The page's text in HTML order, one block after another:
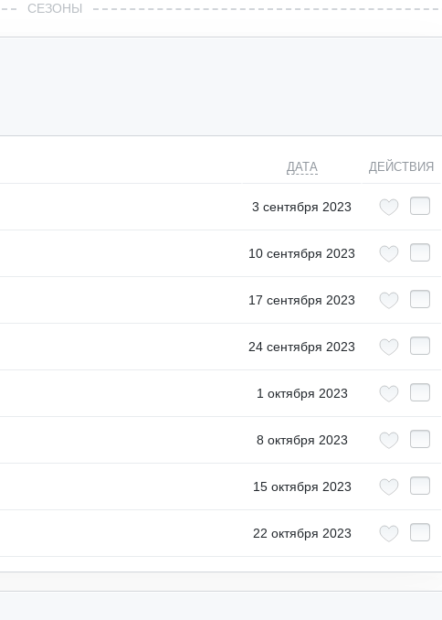
СЕЗОНЫ
ДАТА ДЕЙСТВИЯ
3 сентября 2023
10 сентября 2023
17 сентября 2023
24 сентября 2023
1 октября 2023
8 октября 2023
15 октября 2023
22 октября 2023